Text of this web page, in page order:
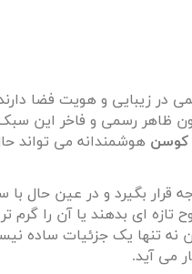
در زیبایی و هویت فضا
رسمی و فاخر این سبک
کوسن هوشمندانه می تواند
بگیرد و در عین حال با
ای بدهند یا آن را گرم
نه تنها یک جزئیات ساده
می آید.